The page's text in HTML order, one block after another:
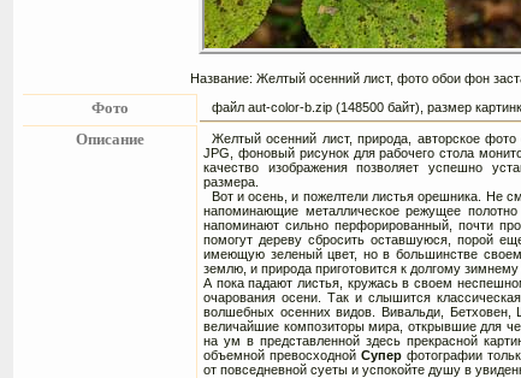
Название: Желтый осенний лист, фото обои фон
Фото файл aut-color-b.zip (148500 байт), размер
Описание
Желтый осенний лист, природа, авторское
JPG, фоновый рисунок для рабочего стола
качество изображения позволяет успешно
размера.
Вот и осень, и пожелтели листья орешника. Не
напоминающие металлическое режущее
напоминают сильно перфорированный, почти
помогут дереву сбросить оставшуюся, порой
имеющую зеленый цвет, но в большинстве
землю, и природа приготовится к долгому зимнему
А пока падают листья, кружась в своем
очарования осени. Так и слышится
волшебных осенних видов. Вивальди,
величайшие композиторы мира, открывшие для
на ум в представленной здесь прекрасной
объемной превосходной Супер фотографии
от повседневной суеты и успокойте душу в